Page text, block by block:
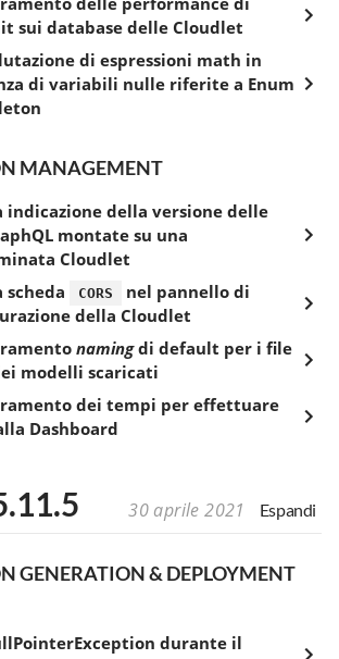
sui database delle Cloudlet
di espressioni math in
di variabili nulle riferite a Enum
MANAGEMENT
indicazione della versione delle
montate su una
Cloudlet
scheda
CORS
nel pannello di
della Cloudlet
namingdi default per i file
modelli scaricati
dei tempi per effettuare
Dashboard
30 aprile 2021 Espandi
GENERATION & DEPLOYMENT
durante il